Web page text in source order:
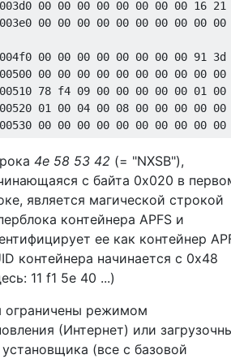
00 00 00 00 00 00 00 00 16
00 00 00 00 00 00 00 00 00
00 00 00 00 00 00 00 00 91
00 00 00 00 00 00 00 00 00
78 f4 09 00 00 00 00 00 01
01 00 04 00 08 00 00 00 00
4e 58 53 42 (= "NXSB"),
с байта 0x020 в
является магической строкой
контейнера APFS и
ее как контейнер
контейнера начинается с 0x48
11 f1 5e 40 ...)
ограничены режимом
(Интернет) или
(все с базовой